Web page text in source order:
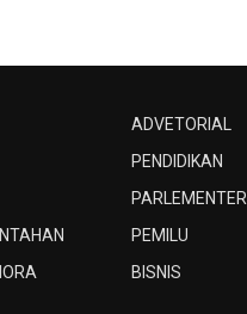
ADVETORIAL
PENDIDIKAN
PARLEMENTER
PEMILU
BISNIS